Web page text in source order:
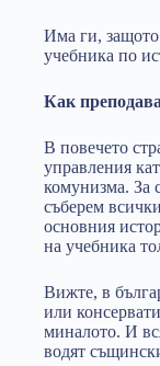
Има ги, защото
учебника по
Как
В повечето
управления
комунизма. За
съберем
основния
на учебника
Вижте, в
или
миналото. И
водят